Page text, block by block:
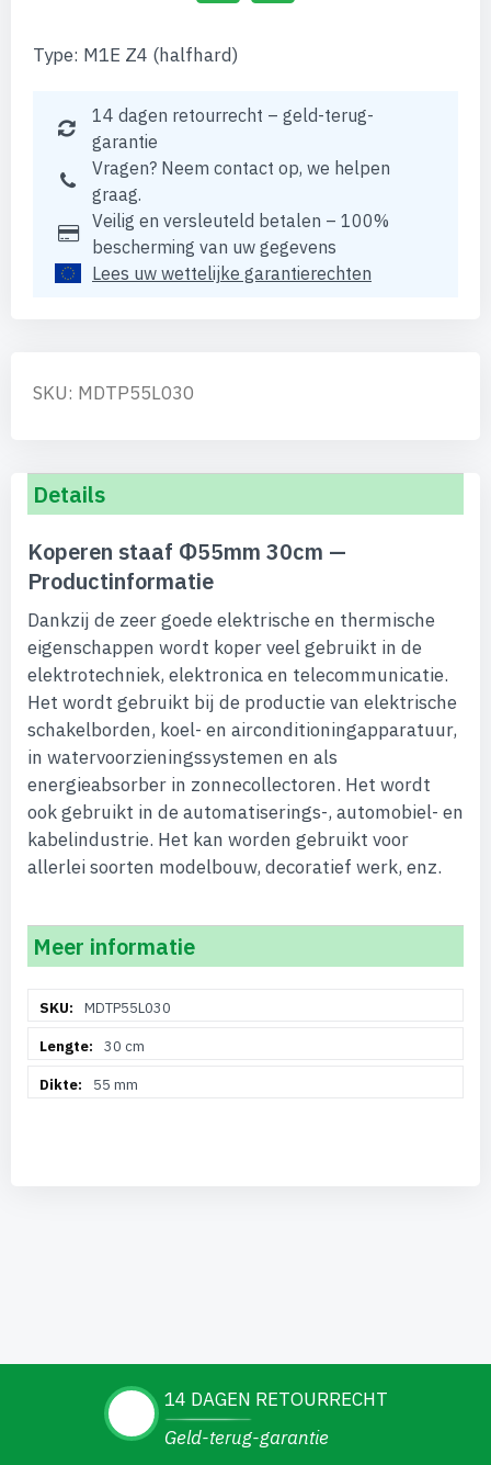
Type: M1E Z4 (halfhard)
14 dagen retourrecht – geld-terug-
garantie
Vragen? Neem contact op, we helpen
graag.
Veilig en versleuteld betalen – 100%
bescherming van uw gegevens
Lees uw wettelijke garantierechten
SKU: MDTP55L030
Details
Koperen staaf Φ55mm 30cm —
Productinformatie
Dankzij de zeer goede elektrische en thermische
eigenschappen wordt koper veel gebruikt in de
elektrotechniek, elektronica en telecommunicatie.
Het wordt gebruikt bij de productie van elektrische
schakelborden, koel- en airconditioningapparatuur,
in watervoorzieningssystemen en als
energieabsorber in zonnecollectoren. Het wordt
ook gebruikt in de automatiserings-, automobiel- en
kabelindustrie. Het kan worden gebruikt voor
allerlei soorten modelbouw, decoratief werk, enz.
Meer informatie
informatieMDTP55L030
30 cm
55 mm
14 DAGEN RETOURRECHT
Geld-terug-garantie